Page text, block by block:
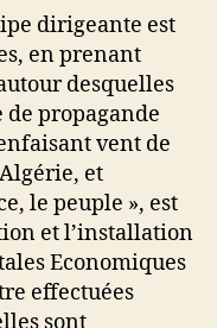
dirigeante est
en prenant
desquelles
de propagande
vent de
et
le peuple », est
et l’installation
Economiques
effectuées
sont